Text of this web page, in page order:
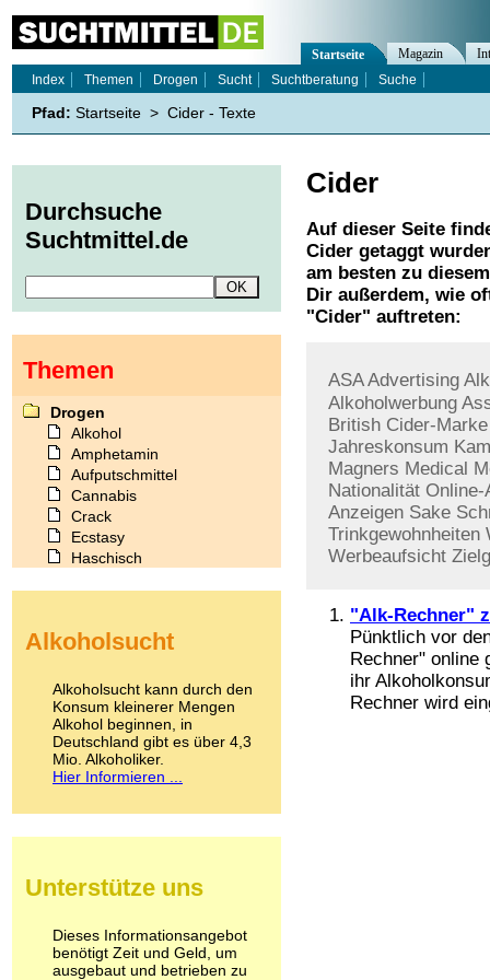
Cider
Auf dieser Seite
Cider getaggt
am besten zu
Dir außerdem, wie
"Cider" auftreten:
ASA Advertising
Alkoholwerbung
British Cider-Marke
Jahreskonsum
Magners Medical
Nationalität Online-
Anzeigen Sake
Trinkgewohnheiten
Werbeaufsicht
"Alk-Rechner"
Pünktlich vor
Rechner" online
ihr
Rechner wird
Startseite Magazin
Index
Themen Drogen Sucht Suchtberatung Suche
Pfad: Startseite > Cider - Texte
Durchsuche
Suchtmittel.de
Themen
Drogen
Alkohol
Amphetamin
Aufputschmittel
Cannabis
Crack
Ecstasy
Haschisch
Kokain
LSD
Marihuana
Medikamente
Meskalin
Metamphetamin
Methadon
Pilze
Psychopharmaka
Schlafmittel
Schmerzmittel
Alkoholsucht
Alkoholsucht kann durch den
Konsum kleinerer Mengen
Alkohol beginnen, in
Deutschland gibt es über 4,3
Mio. Alkoholiker.
Hier Informieren ...
Unterstütze uns
Dieses Informationsangebot
benötigt Zeit und Geld, um
ausgebaut und betrieben zu